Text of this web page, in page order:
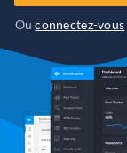
Ouconnectez-vous